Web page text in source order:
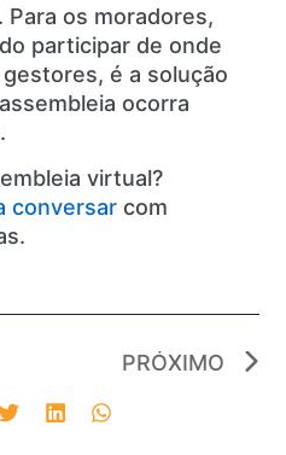
os moradores,
participar de onde
é a solução
ocorra
virtual?
conversar com
PRÓXIMO